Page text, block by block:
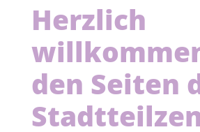
Herzlich
den Seiten